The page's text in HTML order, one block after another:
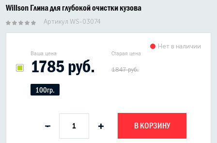
АВТО КОСМЕТИКА
ВСЕ БРЕНДЫ
Willson Глина для глубокой очистки кузова
Артикул WS-03074
Ваша цена Старая цена
1785 руб. 1847 руб.
Нет в наличии
100гр.
- + В КОРЗИНУ